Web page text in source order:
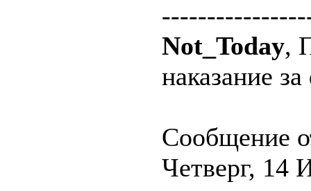
Not_Today,
наказание
Сообщение
Четверг, 14